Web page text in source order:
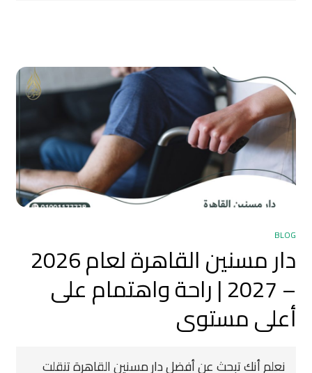
BLOG
دار مسنين القاهرة لعام 2026
– 2027 | راحة واهتمام على
أعلى مستوى
نعلم أنك تبحث عن أفضل دار مسنين القاهرة تنقلت